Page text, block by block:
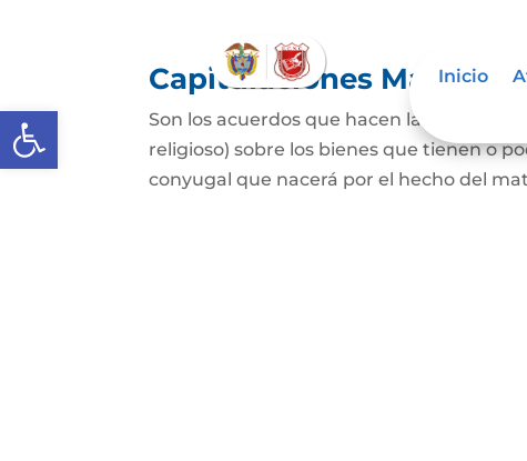
Abrir barra de herramientas
Inicio
Capitulaciones
Son los acuerdos que hacen las
religioso) sobre los bienes que tienen o
conyugal que nacerá por el hecho del